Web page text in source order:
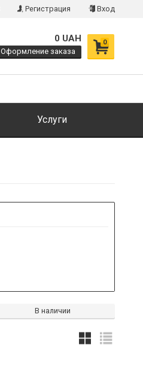
Регистрация Вход
0
0 UAH
Оформление заказа
Услуги
В наличии